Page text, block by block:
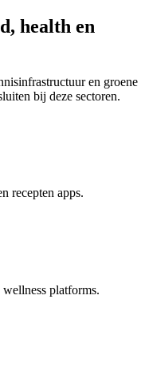
health en
en groene
bij deze sectoren.
recepten apps.
platforms.